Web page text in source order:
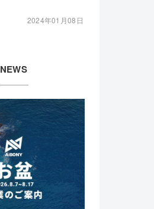
2024年01月08日
NEWS